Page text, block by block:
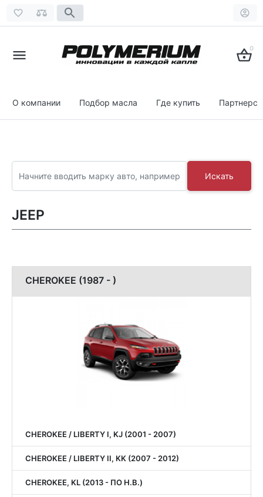
0
О компании Подбор масла Где купить
Искать
JEEP
CHEROKEE (1987 - )
CHEROKEE / LIBERTY I, KJ (2001 - 2007)
CHEROKEE / LIBERTY II, KK (2007 - 2012)
CHEROKEE, KL (2013 - ПО Н.В.)